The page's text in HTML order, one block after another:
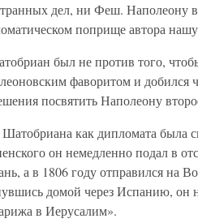
дел, ни Феш. Наполеону
поприще автора
был не против того,
фаворитом и добился
посвятить Наполеону
как дипломата была
он немедленно подал в
а в 1806 году отправился на
домой через Испанию, он
в Иерусалим».